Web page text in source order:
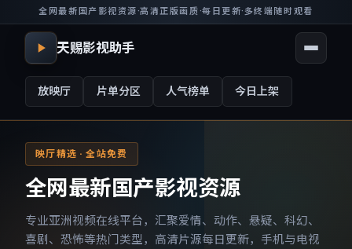
全网最新国产影视资源·高清正版画质·每日更新· 多终端随时观看
天赐影视助手
放映厅 片单分区 人气榜单 今日上架
映厅精选 · 全站免费
全网最新国产影视资源
专业亚洲视频在线平台，汇聚爱情、动作、悬疑、科幻、
喜剧、恐怖等热门类型，高清片源每日更新，手机与电视